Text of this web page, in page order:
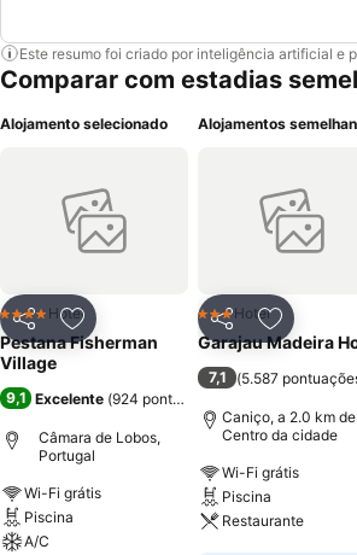
Este resumo foi criado por inteligência artificial e
Comparar com estadias
Alojamento selecionado
PartilharAdicionar aos favoritos
4 EstrelasHotel
Pestana Fisherman
Village
9,1 Excelente (924 pontuações
Câmara de Lobos,
Portugal
Wi-Fi grátis
Piscina
A/C
Alojamentos
Partilhar
3 Estrelas
Hotel
Garajau Madeira
7,1 (5.587
Caniço, a 2.0 km de
Centro da cidade
Wi-Fi grátis
Piscina
Restaurante